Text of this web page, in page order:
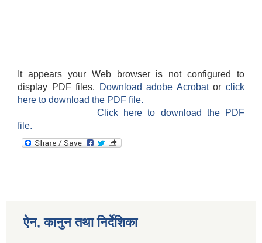
It appears your Web browser is not configured to
display PDF files.
Download adobe Acrobatorclick
here to download the PDF file.
Click here to download the PDF
file.
ऐन, कानुन तथा निर्देशिका